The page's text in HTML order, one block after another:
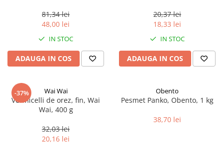
Produse de patiserie
Frisca si smantana
Sare
Sare de mare din Franta / Italia /
Sare de mare din Marea Nordului
Sare de mare din Oceanele Pacific
Sare de mare naturala din
Capace pentru vase de gatit
Placi inductie
Prajitore paine
Cesti, boluri, vesela
81,34 lei
48,00 lei
IN STOC
ADAUGA IN COS
20,37 lei
18,33 lei
IN STOC
ADAUGA IN COS
-37% Wai Wai
Vermicelli de orez, fin, Wai
Wai, 400 g
32,03 lei
20,16 lei
Obento
Pesmet Panko, Obento, 1 kg
38,70 lei